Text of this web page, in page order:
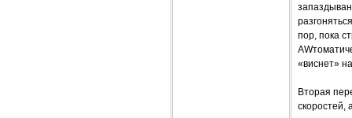
пор, пока
«виснет»
Вторая
скоростей,